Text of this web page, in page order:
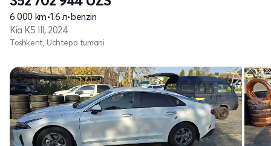
6 000 km•1.6 л•benzin
Kia K5 III, 2024
Toshkent, Uchtepa tumani